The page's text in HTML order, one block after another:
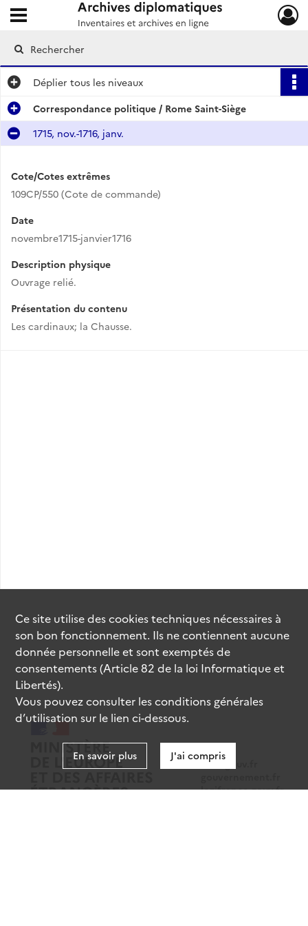
Archives diplomatiques
Ouvrir le menu déroulant
Déplier tous les niveaux
Correspondance politique / Rome Saint-Siège
1715, nov.-1716, janv.
Cote/Cotes extrêmes
109CP/550 (Cote de commande)
Date
novembre1715-janvier1716
Description physique
Ouvrage relié.
Présentation du contenu
Les cardinaux; la Chausse.
data.gouv.fr
legifrance.gouv.fr
Ce site utilise descookiestechniques nécessaires à
son bon fonctionnement. Ils ne contiennent aucune
donnée personnelle et sont exemptés de
consentements (Article 82 de la loi Informatique et
Libertés).
Vous pouvez consulter les conditions générales
d’utilisation sur le lien ci-dessous.
En savoir plus J'ai compris